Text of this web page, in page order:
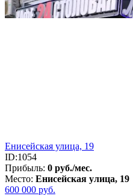
Енисейская улица, 19
ID:1054
Прибыль: 0 руб./мес.
Место: Енисейская улица, 19
600 000 руб.